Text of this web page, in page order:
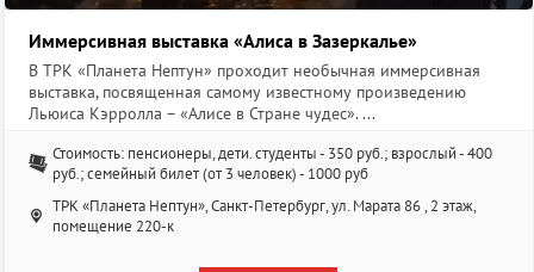
Иммерсивная выставка «Алиса в Зазеркалье»
В ТРК «Планета Нептун» проходит необычная иммерсивная
выставка, посвященная самому известному произведению
Льюиса Кэрролла – «Алисе в Стране чудес». ...
Стоимость: пенсионеры, дети. студенты - 350 руб.; взрослый - 400
руб.; семейный билет (от 3 человек) - 1000 руб
ТРК «Планета Нептун», Санкт-Петербург, ул. Марата 86 , 2 этаж,
помещение 220-к